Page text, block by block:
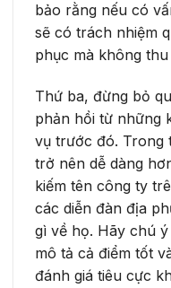
bảo rằng nếu có
sẽ có trách nhiệm
phục mà không
Thứ ba, đừng bỏ
phản hồi từ những
vụ trước đó. Trong
trở nên dễ dàng
kiếm tên công ty
các diễn đàn địa
gì về họ. Hãy chú
mô tả cả điểm tốt
đánh giá tiêu cực